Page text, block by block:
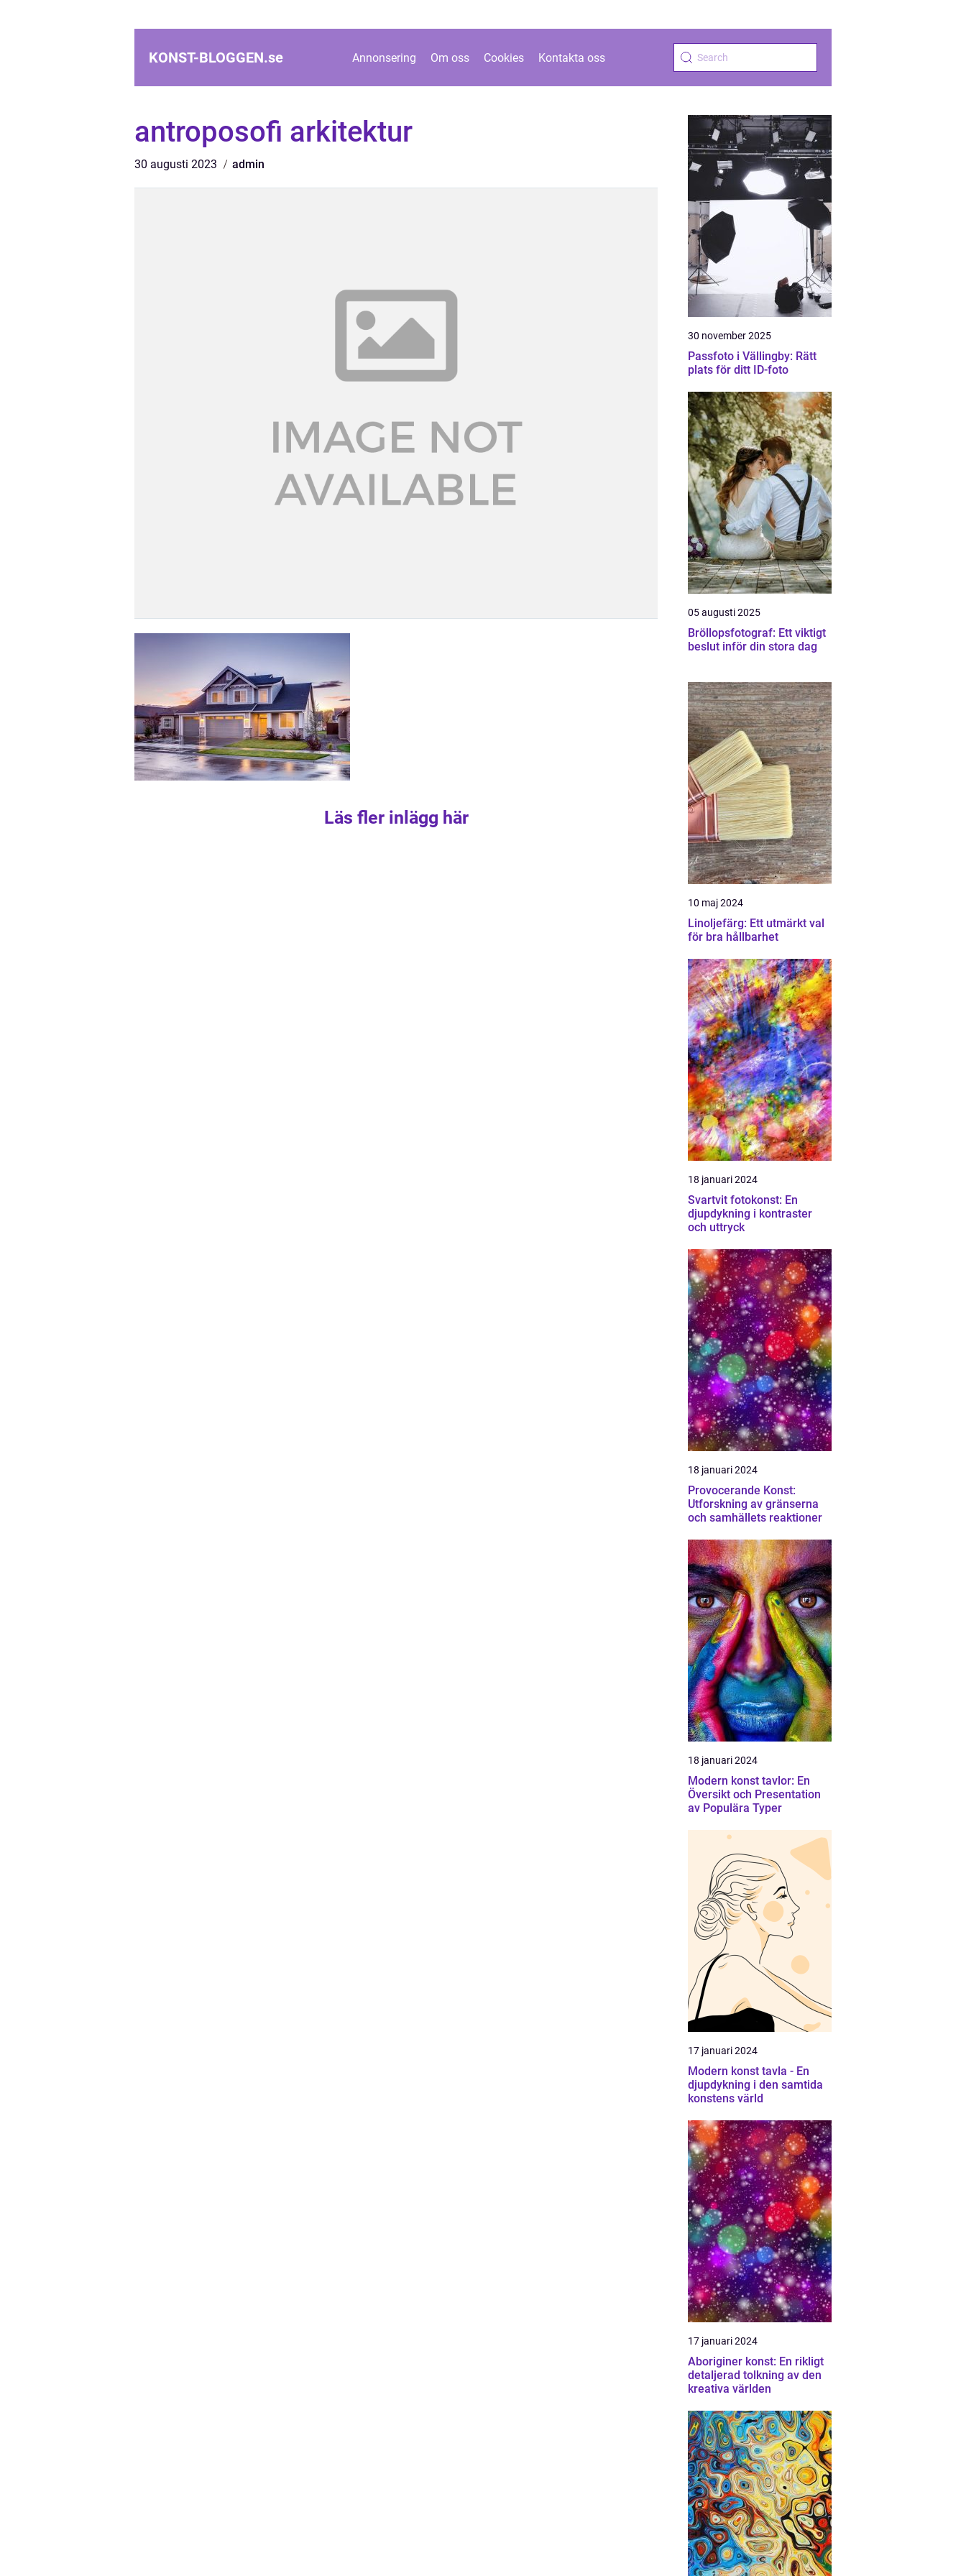
KONST-BLOGGEN.se Annonsering Om oss Cookies Kontakta oss
antroposofi arkitektur
30 augusti 2023 admin
Läs fler inlägg här
30 november 2025
Passfoto i Vällingby: Rätt
plats för ditt ID-foto
05 augusti 2025
Bröllopsfotograf: Ett viktigt
beslut inför din stora dag
10 maj 2024
Linoljefärg: Ett utmärkt val
för bra hållbarhet
18 januari 2024
Svartvit fotokonst: En
djupdykning i kontraster
och uttryck
18 januari 2024
Provocerande Konst:
Utforskning av gränserna
och samhällets reaktioner
18 januari 2024
Modern konst tavlor: En
Översikt och Presentation
av Populära Typer
17 januari 2024
Modern konst tavla - En
djupdykning i den samtida
konstens värld
17 januari 2024
Aboriginer konst: En rikligt
detaljerad tolkning av den
kreativa världen